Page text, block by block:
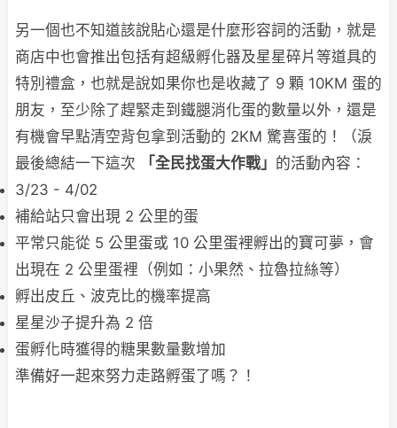
另一個也不知道該說貼心還是什麼形容詞的活動，就是
商店中也會推出包括有超級孵化器及星星碎片等道具的
特別禮盒，也就是說如果你也是收藏了 9 顆 10KM 蛋的
朋友，至少除了趕緊走到鐵腿消化蛋的數量以外，還是
有機會早點清空背包拿到活動的 2KM 驚喜蛋的！（淚
最後總結一下這次
「全民找蛋大作戰」 的活動內容：
3/23 - 4/02
補給站只會出現 2 公里的蛋
平常只能從 5 公里蛋或 10 公里蛋裡孵出的寶可夢，會
出現在 2 公里蛋裡（例如：小果然、拉魯拉絲等）
孵出皮丘、波克比的機率提高
星星沙子提升為 2 倍
蛋孵化時獲得的糖果數量數增加
準備好一起來努力走路孵蛋了嗎？！